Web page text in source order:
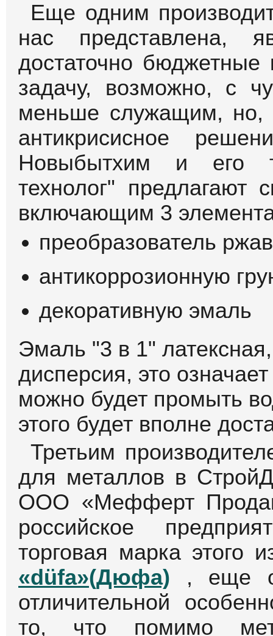
Еще одним
нас представлена,
достаточно
задачу, возможно, с
меньше служащим, но,
антикрисисное
Новыбытхим и его
технолог"
включающим 3
преобразователь
антикоррозионную
декоративную эмаль
Эмаль "3 в 1"
дисперсия, это
можно будет промыть
этого будет вполне
Третьим
для металлов в
ООО «Мефферт
российское
торговая марка этого
«düfa»(Дюфа) , еще
отличительной
то, что помимо